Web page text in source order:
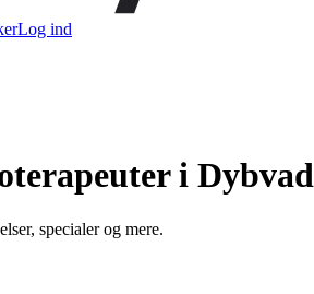
Log ind
i Dybvad
specialer og mere.